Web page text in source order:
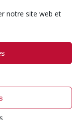
notre site web et
réservés.